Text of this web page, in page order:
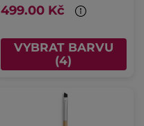
499.00 Kč
VYBRAT BARVU
(4)